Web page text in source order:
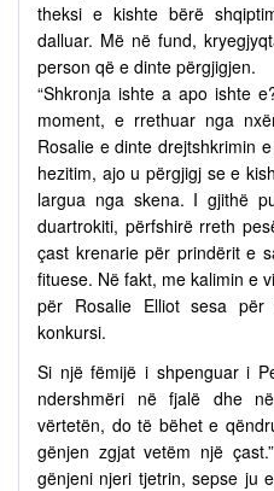
theksi e kishte bërë
dalluar. Më në fund,
person që e dinte përgjigjen.
“Shkronja ishte a apo ishte
moment, e rrethuar nga
Rosalie e dinte drejtshkrimin
hezitim, ajo u përgjigj se e
largua nga skena. I gjithë
duartrokiti, përfshirë rreth
çast krenarie për prindërit e
fituese. Në fakt, me kalimin e
për Rosalie Elliot sesa për
konkursi.
Si një fëmijë i shpenguar i
ndershmëri në fjalë dhe
vërtetën, do të bëhet e
gënjen zgjat vetëm një
gënjeni njeri tjetrin, sepse ju